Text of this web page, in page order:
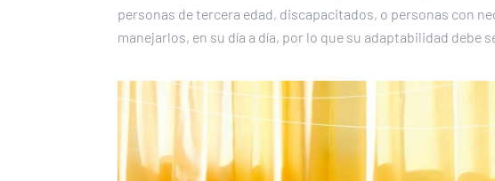
personas de tercera edad, discapacitados, o personas con
manejarlos, en su día a día, por lo que su adaptabilidad debe